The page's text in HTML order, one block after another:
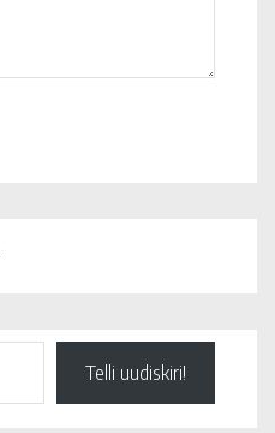
Telli uudiskiri!